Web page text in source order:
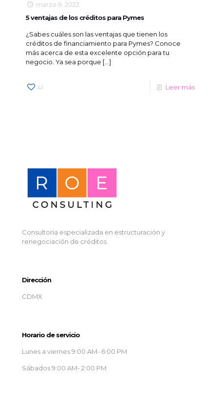
marzo 9, 2022
5 ventajas de los créditos para Pymes
¿Sabes cuáles son las ventajas que tienen los
créditos de financiamiento para Pymes? Conoce
más acerca de esta excelente opción para tu
negocio. Ya sea porque […]
41 Leer más
Consultoría especializada en estructuración y
renegociación de créditos
Dirección
CDMX
Horario de servicio
Lunes a viernes 9:00 AM- 6:00 PM
Sábados 9:00 AM- 2:00 PM